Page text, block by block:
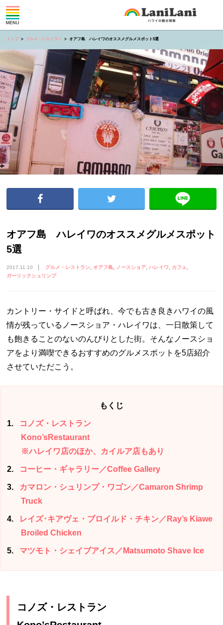
トップ グルメ・レストラン オアフ島 ハレイワのオススメグルメスポット5選
オアフ島 ハレイワのオススメグルメスポット
5選
2017.11.10 グルメ・レストラン オアフ島 ノースショア ハレイワ
カフェ
ガーリックシュリンプ
カントリー・サイドと呼ばれ、今でも古き良きハワイの風
情が残っているノースショア・ハレイワは、一日散策して
も飽きることのないのんびりとした街。そんなノースショ
アをより満喫できるおすすめのグルメスポットを5店紹介
させていただこう。
もくじ
1
コノズ・レストラン
※ハレイワ店のほか、カイルア店もあり
2 コーヒー・ギャラリー／Coffee Gallery
3
カマロン・シュリンプ・ワゴン／Camaron Shrimp
Truck
4
レイズ･キアヴェ・ブロイルド・チキン／Ray’s Kiawe
Broiled Chicken
5 マツモト・シェイブアイス／Matsumoto Shave Ice
コノズ・レストラン